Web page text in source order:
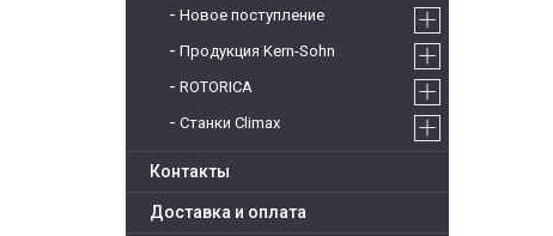
Новое поступление
Продукция Kern-Sohn
ROTORICA
Станки Climax
Контакты
Доставка и оплата